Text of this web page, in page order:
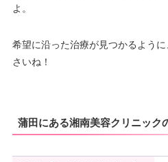
よ。
希望に沿った治療が見つかるよう
さいね！
蒲田にある湘南美容クリニック